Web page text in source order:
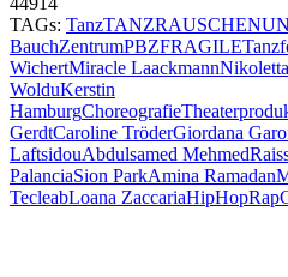
TAGs: TanzTANZRAUSCHEN
BauchZentrumPBZFRAGILE
WichertMiracle Laackmann
WolduKerstin
HamburgChoreografie
GerdtCaroline TröderGiordana
LaftsidouAbdulsamed Mehmed
PalanciaSion ParkAmina Ramadan
TecleabLoana ZaccariaHipHopRap